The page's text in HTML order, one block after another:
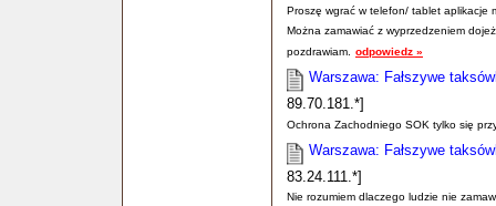
Proszę wgrać w telefon/ tablet aplikacje
Można zamawiać z wyprzedzeniem
pozdrawiam.
odpowiedz »
Warszawa: Fałszywe
89.70.181.*]
Ochrona Zachodniego SOK tylko się
Warszawa: Fałszywe
83.24.111.*]
Nie rozumiem dlaczego ludzie nie